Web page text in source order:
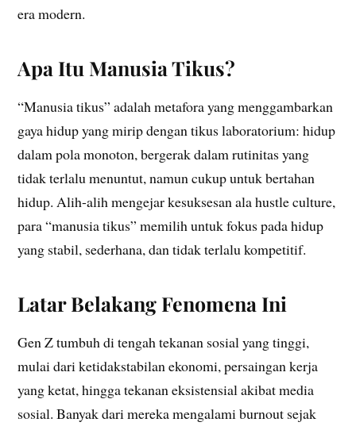
era modern.
Apa Itu Manusia Tikus?
“Manusia tikus” adalah metafora yang menggambarkan
gaya hidup yang mirip dengan tikus laboratorium: hidup
dalam pola monoton, bergerak dalam rutinitas yang
tidak terlalu menuntut, namun cukup untuk bertahan
hidup. Alih-alih mengejar kesuksesan ala hustle culture,
para “manusia tikus” memilih untuk fokus pada hidup
yang stabil, sederhana, dan tidak terlalu kompetitif.
Latar Belakang Fenomena Ini
Gen Z tumbuh di tengah tekanan sosial yang tinggi,
mulai dari ketidakstabilan ekonomi, persaingan kerja
yang ketat, hingga tekanan eksistensial akibat media
sosial. Banyak dari mereka mengalami burnout sejak